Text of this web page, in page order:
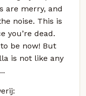
are merry, and
noise. This is
you’re dead.
be now! But
is not like any